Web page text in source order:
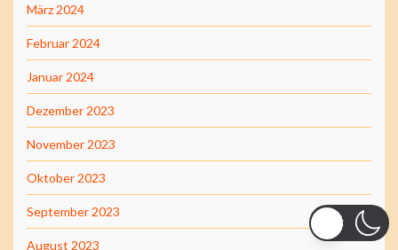
März 2024
Februar 2024
Januar 2024
Dezember 2023
November 2023
Oktober 2023
September 2023
August 2023